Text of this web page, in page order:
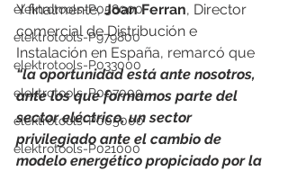
elektrotools-P058000
elektrotools-P979800
elektrotools-P033000
elektrotools-P007000
elektrotools-P005000
elektrotools-P021000
Y finalmente, Joan Ferran, Director
comercial de Distribución e
Instalación en España, remarcó que
“la oportunidad está ante nosotros,
ante los que formamos parte del
sector eléctrico, un sector
privilegiado ante el cambio de
modelo energético propiciado por la